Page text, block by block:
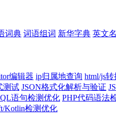
词典 词语组词 新华字典 英文
编辑器 ip归属地查询 html/js
测试 JSON格式化解析与验证
语句检测优化 PHP代码语法
Kotlin检测优化